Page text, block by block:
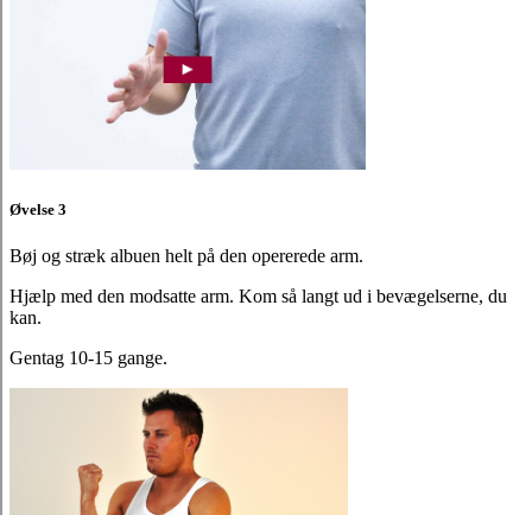
Øvelse 3
Bøj og stræk albuen helt på den opererede arm.
Hjælp med den modsatte arm. Kom så langt ud i bevægelserne, du
kan.
Gentag 10-15 gange.